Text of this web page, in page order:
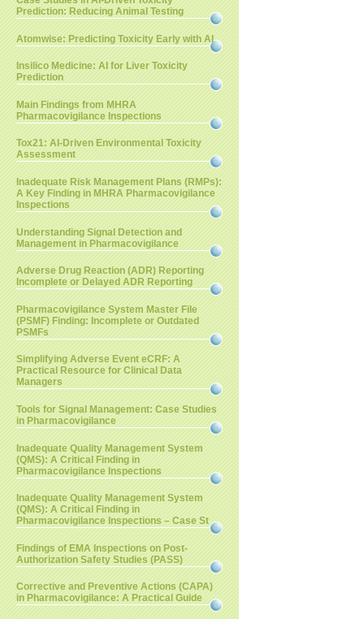
Prediction: Reducing Animal Testing
Atomwise: Predicting Toxicity Early with AI
Insilico Medicine: AI for Liver Toxicity
Prediction
Main Findings from MHRA
Pharmacovigilance Inspections
Tox21: AI-Driven Environmental Toxicity
Assessment
Inadequate Risk Management Plans (RMPs):
A Key Finding in MHRA Pharmacovigilance
Inspections
Understanding Signal Detection and
Management in Pharmacovigilance
Adverse Drug Reaction (ADR) Reporting
Incomplete or Delayed ADR Reporting
Pharmacovigilance System Master File
(PSMF) Finding: Incomplete or Outdated
PSMFs
Simplifying Adverse Event eCRF: A
Practical Resource for Clinical Data
Managers
Tools for Signal Management: Case Studies
in Pharmacovigilance
Inadequate Quality Management System
(QMS): A Critical Finding in
Pharmacovigilance Inspections
Inadequate Quality Management System
(QMS): A Critical Finding in
Pharmacovigilance Inspections – Case St
Findings of EMA Inspections on Post-
Authorization Safety Studies (PASS)
Corrective and Preventive Actions (CAPA)
in Pharmacovigilance: A Practical Guide